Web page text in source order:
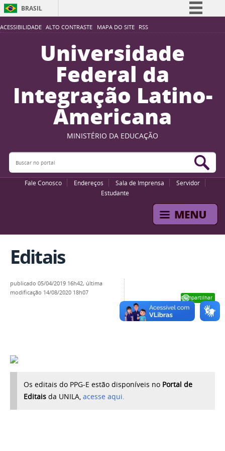
ACESSIBILIDADE ALTO CONTRASTE MAPA DO SITE RSS
BRASIL
Simplifique!
Participe
Acesso à informação
Legislação
Canais
Universidade
Federal da
Integração Latino-
Americana
MINISTÉRIO DA EDUCAÇÃO
Buscar no portal
Fale Conosco Endereços Sala de Imprensa
Servidor
Estudante
Editais
Compartilhar
publicado 05/04/2019 16h42, última
modificação 14/08/2020 18h07
Os editais do PPG-E estão disponíveis no Portal de
Editais da UNILA,acesse aqui.